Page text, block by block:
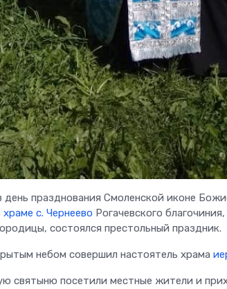
день празднования Смоленской иконе
храме с. Чернеево Рогачевского
состоялся престольный праздник.
небом совершил настоятель храма
святыню посетили местные жители и